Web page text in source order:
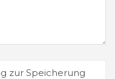
zur Speicherung